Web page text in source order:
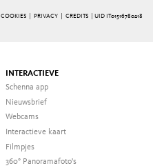
COOKIES| PRIVACY| CREDITS | UID IT01516780218
INTERACTIEVE
Schenna app
Nieuwsbrief
Webcams
Interactieve kaart
Filmpjes
360° Panoramafoto's